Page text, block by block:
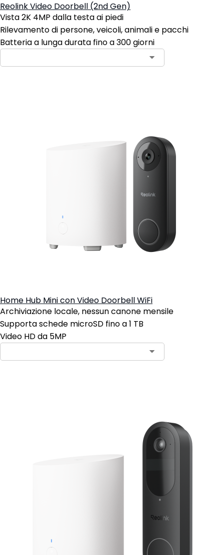
Reolink Video Doorbell (2nd Gen)
Vista 2K 4MP dalla testa ai piedi
Rilevamento di persone, veicoli, animali e pacchi
Batteria a lunga durata fino a 300 giorni
Home Hub Mini con Video Doorbell WiFi
Archiviazione locale, nessun canone mensile
Supporta schede microSD fino a 1 TB
Video HD da 5MP